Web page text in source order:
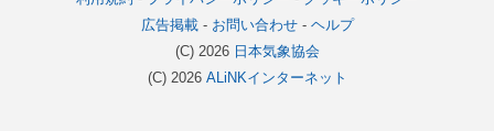
広告掲載- お問い合わせ- ヘルプ
(C) 2026 日本気象協会
(C) 2026 ALiNKインターネット